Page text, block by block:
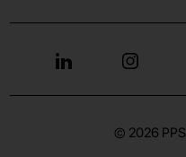
© 2026